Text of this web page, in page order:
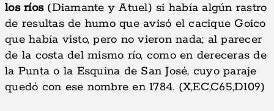
los ríos(Diamante y Atuel) si había algún rastro
de resultas de humo que avisó el cacique Goico
que había visto, pero no vieron nada; al parecer
de la costa del mismo río, como en dereceras de
la Punta o la Esquina de San José, cuyo paraje
quedó con ese nombre en 1784. (X,EC,C65,D109)